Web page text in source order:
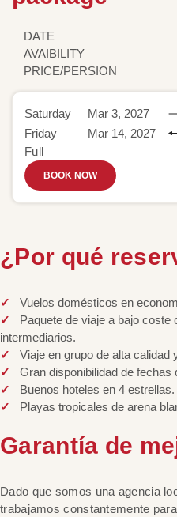
DATE
AVAIBILITY
PRICE/PERSION
Saturday
Mar 3, 2027
Friday
Mar 14, 2027
Full
BOOK NOW
¿Por qué
Vuelos domésticos en
Paquete de viaje a bajo coste
intermediarios.
Viaje en grupo de alta calidad
Gran disponibilidad de fechas
Buenos hoteles en 4 estrellas.
Playas tropicales de arena
Garantía de
Dado que somos una agencia
trabajamos constantemente